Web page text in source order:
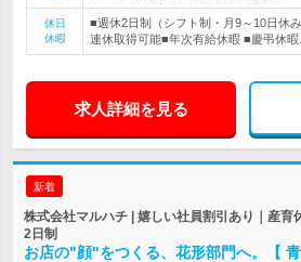
休日
休暇
■週休2日制（シフト制・月9～10日休
連休取得可能■年次有給休暇 ■慶弔休暇
求人詳細を見る
新着
株式会社マルハチ | 嬉しい社員割引あり｜産育
2日制
お店の"顔"をつくる、花形部門へ。【